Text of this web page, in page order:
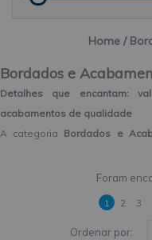
Home
Bordados e
Detalhes que encantam:
acabamentos de qualidade
A categoria Bordados e
detalhes. Seja em roupas,
artesanais, o acabamento é o
por isso que oferecemos
rendas, apliques, galões,
Ordenar por:
1 2 3